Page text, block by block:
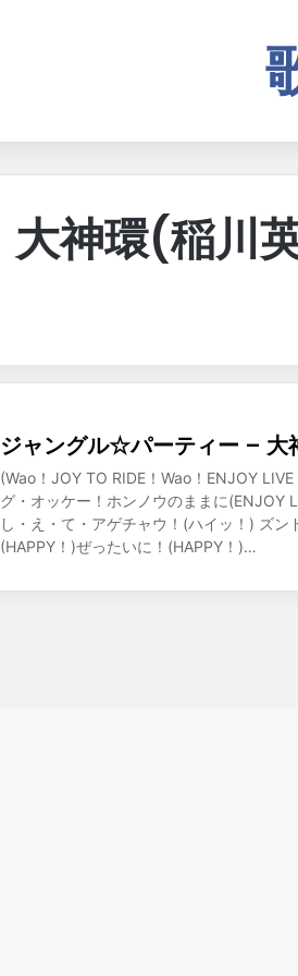
大神環(稲川
ジャングル☆パーティー –
(Wao！JOY TO RIDE！Wao！ENJOY
グ・オッケー！ホンノウのままに(ENJOY
し・え・て・アゲチャウ！(ハイッ！) ズン
(HAPPY！)ぜったいに！(HAPPY！)…